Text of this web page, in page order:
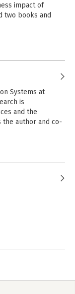
impact of
two books and
Systems at
is
and the
the author and co-